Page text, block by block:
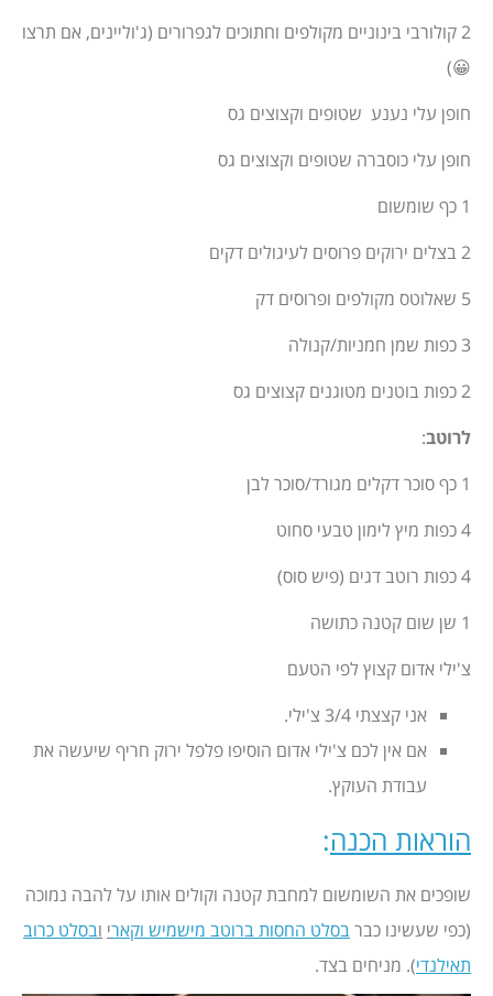
2 קולורבי בינוניים מקולפים וחתוכים לגפרורים (ג'וליינים, אם תרצו
😀)
חופן עלי נענע שטופים וקצוצים גס
חופן עלי כוסברה שטופים וקצוצים גס
1 כף שומשום
2 בצלים ירוקים פרוסים לעיגולים דקים
5 שאלוטס מקולפים ופרוסים דק
3 כפות שמן חמניות/קנולה
2 כפות בוטנים מטוגנים קצוצים גס
לרוטב:
1 כף סוכר דקלים מגורד/סוכר לבן
4 כפות מיץ לימון טבעי סחוט
4 כפות רוטב דגים (פיש סוס)
1 שן שום קטנה כתושה
צ'ילי אדום קצוץ לפי הטעם
אני קצצתי 3/4 צ'ילי.
אם אין לכם צ'ילי אדום הוסיפו פלפל ירוק חריף שיעשה את
עבודת העוקץ.
הוראות הכנה:
שופכים את השומשום למחבת קטנה וקולים אותו על להבה נמוכה
(כפי שעשינו כברבסלט החסות ברוטב מישמיש וקארי ובסלט כרוב
תאילנדי). מניחים בצד.